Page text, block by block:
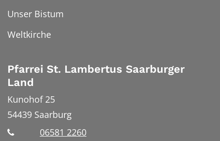
Unser Bistum
Weltkirche
Pfarrei St. Lambertus Saarburger
Land
Kunohof 25
54439 Saarburg
06581 2260